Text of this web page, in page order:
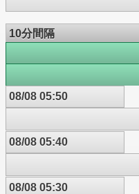
10分間隔
08/08 05:50
08/08 05:40
08/08 05:30